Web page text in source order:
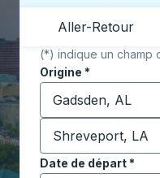
Aller-Retour
(*) indique un champ
Origine *
Commencez à
Destination *
Commencez à
Date de départ*
Tapez la date au